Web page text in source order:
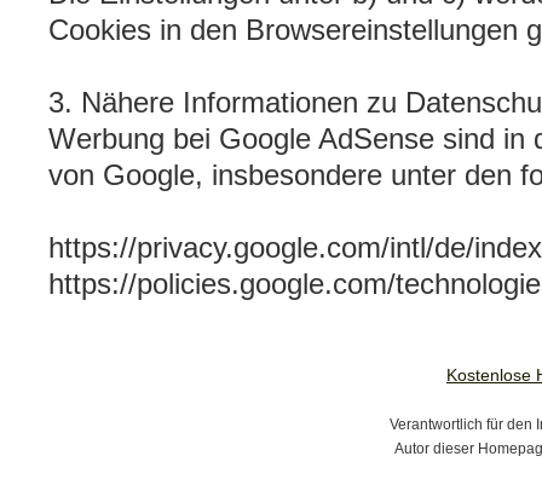
Cookies in den Browsereinstellungen
3. Nähere Informationen zu
Werbung bei Google AdSense sind in
von Google, insbesondere unter den
https://privacy.google.com/intl/de/
https://policies.google.com/
Kostenlose
Verantwortlich für den
Autor dieser